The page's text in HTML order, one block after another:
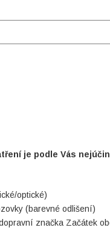
je podle Vás
optické)
(barevné odlišení)
značka Začátek